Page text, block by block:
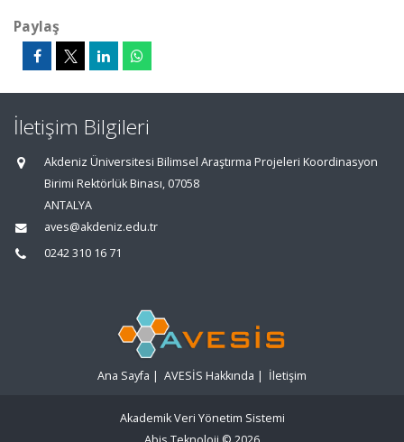
Paylaş
İletişim Bilgileri
Akdeniz Üniversitesi Bilimsel Araştırma Projeleri Koordinasyon
Birimi Rektörlük Binası, 07058
ANTALYA
aves@akdeniz.edu.tr
0242 310 16 71
Ana Sayfa | AVESİS Hakkında | İletişim
Akademik Veri Yönetim Sistemi